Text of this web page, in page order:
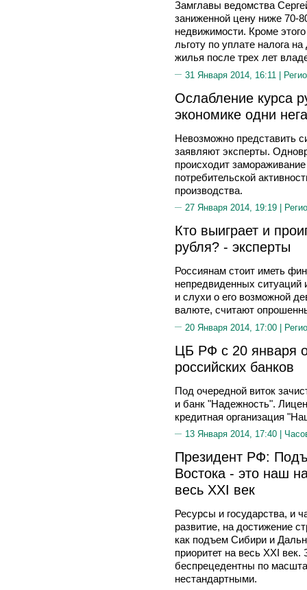
Замглавы ведомства
заниженной цену ниже 70-
недвижимости. Кроме
льготу по уплате налога
жилья после трех лет
31 Января 2014, 16:11 |
Ослабление курса
экономике одни
Невозможно представить
заявляют эксперты.
происходит
потребительской
производства.
27 Января 2014, 19:19 |
Кто выиграет и
рубля? - эксперты
Россиянам стоит иметь
непредвиденных ситуаций
и слухи о его возможной
валюте, считают
20 Января 2014, 17:00 |
ЦБ РФ с 20 января
российских банков
Под очередной виток
и банк "Надежность".
кредитная организация
13 Января 2014, 17:40 |
Президент РФ:
Востока - это наш
весь XXI век
Ресурсы и государства, и
развитие, на достижение
как подъем Сибири и
приоритет на весь XXI
беспрецедентны по
нестандартными.